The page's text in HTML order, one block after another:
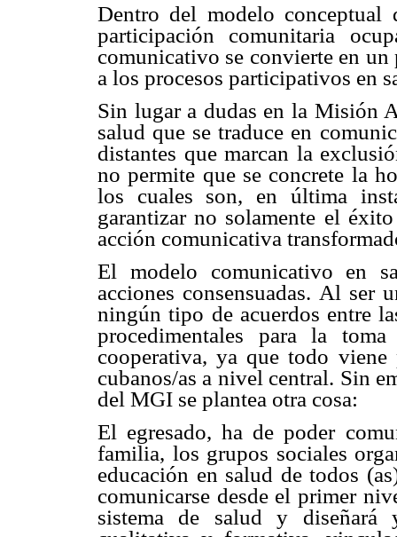
Dentro del modelo
participación comunitaria
comunicativo se convierte en
a los procesos participativos en
Sin lugar a dudas en la Misión
salud que se traduce en
distantes que marcan la
no permite que se concrete la
los cuales son, en última
garantizar no solamente el
acción comunicativa
El modelo comunicativo en
acciones consensuadas. Al ser
ningún tipo de acuerdos entre
procedimentales para la
cooperativa, ya que todo viene
cubanos/as a nivel central. Sin
del MGI se plantea otra cosa:
El egresado, ha de poder
familia, los grupos sociales
educación en salud de todos
comunicarse desde el primer
sistema de salud y diseñará